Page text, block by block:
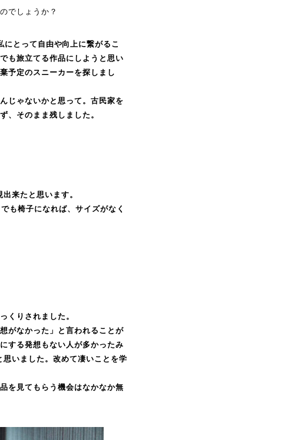
でしょうか？
とって自由や向上に繋がるこ
も旅立てる作品にしようと思い
予定のスニーカーを探しまし
じゃないかと思って。古民家を
、そのまま残しました。
来たと思います。
も椅子になれば、サイズがなく
くりされました。
がなかった」と言われることが
する発想もない人が多かったみ
いました。改めて凄いことを学
を見てもらう機会はなかなか無